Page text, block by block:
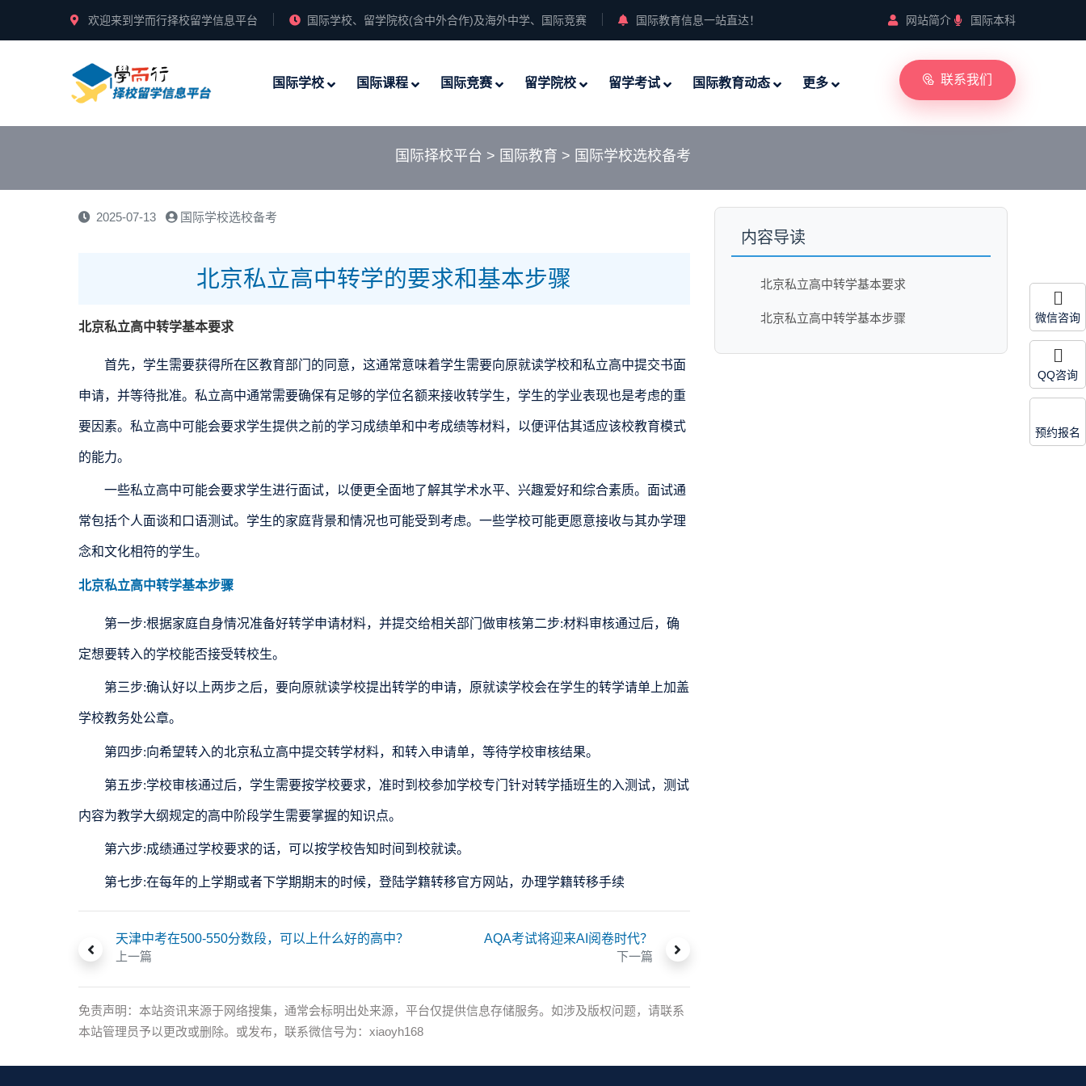
欢迎来到学而行择校留学信息平台 国际学校、留学院校(含中外合作)及海外中学、国际竞赛 国际教育信息一站直达！ 网站简介 国际本科
国际学校 国际课程 国际竞赛 留学院校 留学考试 国际教育动态 更多 联系我们
国际择校平台 > 国际教育 > 国际学校选校备考
2025-07-13 国际学校选校备考
北京私立高中转学的要求和基本步骤
北京私立高中转学基本要求
首先，学生需要获得所在区教育部门的同意，这通常意味着学生需要向原就读学校和私立高中提交书面
申请，并等待批准。私立高中通常需要确保有足够的学位名额来接收转学生，学生的学业表现也是考虑的重
要因素。私立高中可能会要求学生提供之前的学习成绩单和中考成绩等材料，以便评估其适应该校教育模式
的能力。
一些私立高中可能会要求学生进行面试，以便更全面地了解其学术水平、兴趣爱好和综合素质。面试通
常包括个人面谈和口语测试。学生的家庭背景和情况也可能受到考虑。一些学校可能更愿意接收与其办学理
念和文化相符的学生。
北京私立高中转学基本步骤
第一步:根据家庭自身情况准备好转学申请材料，并提交给相关部门做审核第二步:材料审核通过后，确
定想要转入的学校能否接受转校生。
第三步:确认好以上两步之后，要向原就读学校提出转学的申请，原就读学校会在学生的转学请单上加盖
学校教务处公章。
第四步:向希望转入的北京私立高中提交转学材料，和转入申请单，等待学校审核结果。
第五步:学校审核通过后，学生需要按学校要求，准时到校参加学校专门针对转学插班生的入测试，测试
内容为教学大纲规定的高中阶段学生需要掌握的知识点。
第六步:成绩通过学校要求的话，可以按学校告知时间到校就读。
第七步:在每年的上学期或者下学期期末的时候，登陆学籍转移官方网站，办理学籍转移手续
天津中考在500-550分数段，可以上什么好的高中？
上一篇
AQA考试将迎来AI阅卷时代？
下一篇
免责声明：本站资讯来源于网络搜集，通常会标明出处来源，平台仅提供信息存储服务。如涉及版权问题，请联系
本站管理员予以更改或删除。或发布，联系微信号为：xiaoyh168
内容导读
北京私立高中转学基本要求
北京私立高中转学基本步骤 微信咨询
QQ咨询
预约报名